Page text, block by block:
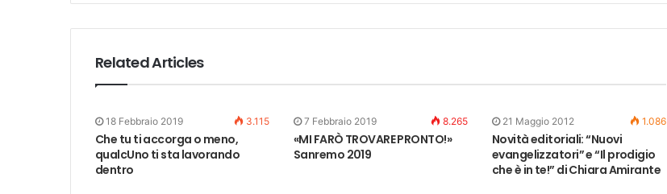
Related Articles
18 Febbraio 2019 3.115
Che tu ti accorga o meno,
qualcUno ti sta lavorando
dentro
7 Febbraio 2019 8.265
«MI FARÒ TROVARE PRONTO!»
Sanremo 2019
21 Maggio 2012 1.086
Novità editoriali: “Nuovi
evangelizzatori” e “Il prodigio
che è in te!” di Chiara Amirante